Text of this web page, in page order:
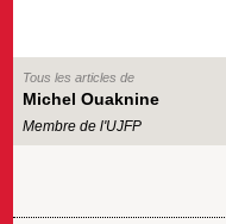
Tous les articles de
Michel Ouaknine
Membre de l'UJFP